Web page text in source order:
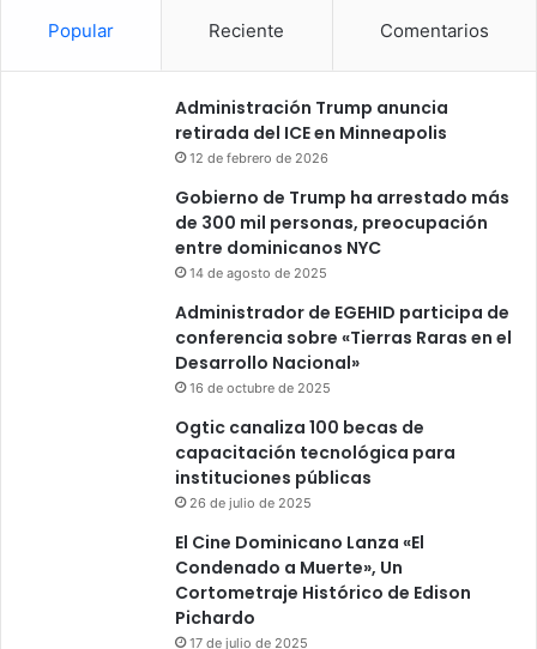
Popular Reciente Comentarios
Administración Trump anuncia
retirada del ICE en Minneapolis
12 de febrero de 2026
Gobierno de Trump ha arrestado más
de 300 mil personas, preocupación
entre dominicanos NYC
14 de agosto de 2025
Administrador de EGEHID participa de
conferencia sobre «Tierras Raras en el
Desarrollo Nacional»
16 de octubre de 2025
Ogtic canaliza 100 becas de
capacitación tecnológica para
instituciones públicas
26 de julio de 2025
El Cine Dominicano Lanza «El
Condenado a Muerte», Un
Cortometraje Histórico de Edison
Pichardo
17 de julio de 2025